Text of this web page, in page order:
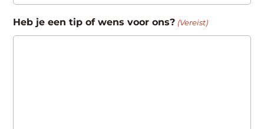
Heb je een tip of wens voor ons? (Vereist)